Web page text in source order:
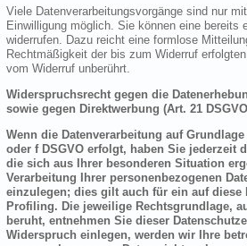
Viele Datenverarbeitungsvorgänge sind nur
Einwilligung möglich. Sie können eine bereits
widerrufen. Dazu reicht eine formlose
Rechtmäßigkeit der bis zum Widerruf
vom Widerruf unberührt.
Widerspruchsrecht gegen die
sowie gegen Direktwerbung (Art. 21
Wenn die Datenverarbeitung auf
oder f DSGVO erfolgt, haben Sie jederzeit
die sich aus Ihrer besonderen Situation
Verarbeitung Ihrer personenbezogenen
einzulegen; dies gilt auch für ein auf diese
Profiling. Die jeweilige Rechtsgrundlage,
beruht, entnehmen Sie dieser
Widerspruch einlegen, werden wir Ihre